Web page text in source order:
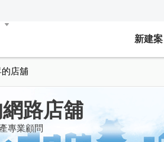
新建案
的店舖
路店舖
專業顧問